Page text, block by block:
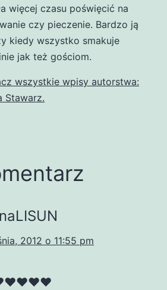
więcej czasu poświęcić na
czy pieczenie. Bardzo ją
kiedy wszystko smakuje
jak też gościom.
wszystkie wpisy autorstwa:
Stawarz.
2012 o 11:55 pm
♥♥♥♥♥